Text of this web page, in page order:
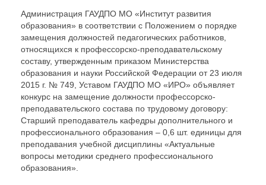
Администрация ГАУДПО МО «Институт развития
образования» в соответствии с Положением о порядке
замещения должностей педагогических работников,
относящихся к профессорско-преподавательскому
составу, утвержденным приказом Министерства
образования и науки Российской Федерации от 23 июля
2015 г. № 749, Уставом ГАУДПО МО «ИРО» объявляет
конкурс на замещение должности профессорско-
преподавательского состава по трудовому договору:
Старший преподаватель кафедры дополнительного и
профессионального образования – 0,6 шт. единицы для
преподавания учебной дисциплины «Актуальные
вопросы методики среднего профессионального
образования».